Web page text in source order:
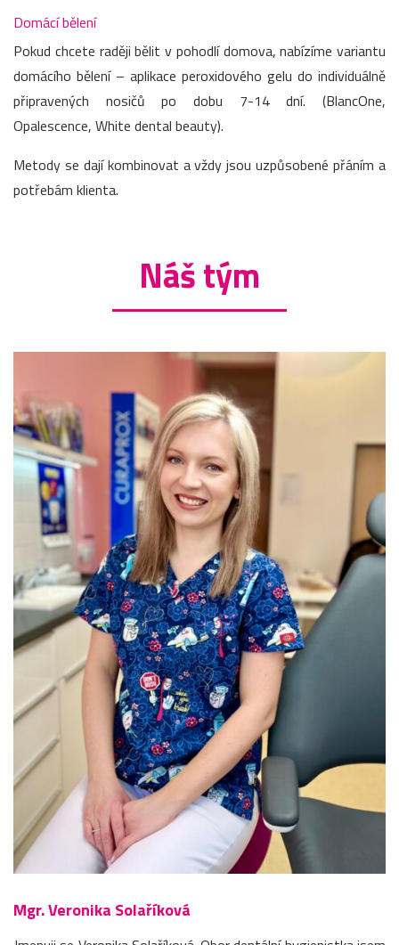
Domácí bělení
Pokud chcete raději bělit v pohodlí domova, nabízíme variantu
domácího bělení – aplikace peroxidového gelu do individuálně
připravených nosičů po dobu 7-14 dní. (BlancOne,
Opalescence, White dental beauty).
Metody se dají kombinovat a vždy jsou uzpůsobené přáním a
potřebám klienta.
Náš tým
Mgr. Veronika Solaříková